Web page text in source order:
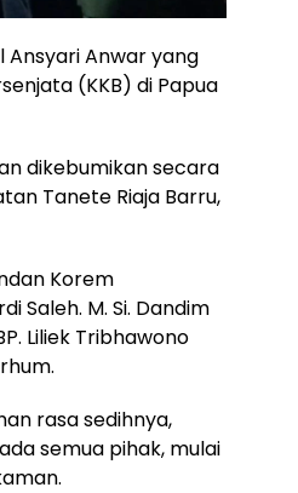
Anwar yang
(KKB) di Papua
dikebumikan secara
Tanete Riaja Barru,
Korem
Saleh. M. Si. Dandim
Liliek Tribhawono
rasa sedihnya,
semua pihak, mulai